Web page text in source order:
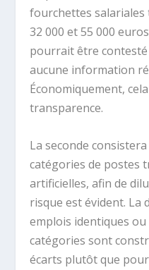
fourchettes salariales
32 000 et 55 000
pourrait être
aucune information
Économiquement,
transparence.
La seconde
catégories de postes
artificielles, afin de
risque est évident. La
emplois identiques ou
catégories sont
écarts plutôt que